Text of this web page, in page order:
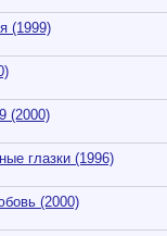
(1999)
(2000)
глазки (1996)
(2000)